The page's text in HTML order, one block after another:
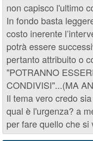
non capisco l'ultimo
In fondo basta
costo inerente
potrà essere
pertanto attribuito o
"POTRANNO
CONDIVISI"...(MA
Il tema vero credo
qual è l'urgenza? a
per fare quello che